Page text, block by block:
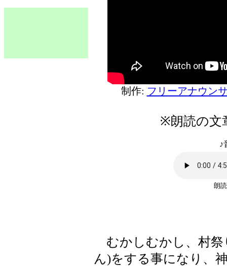
制作: フリーアナウン
※朗読の文
♪
朗
むかしむかし、村祭
ん)をする事になり、